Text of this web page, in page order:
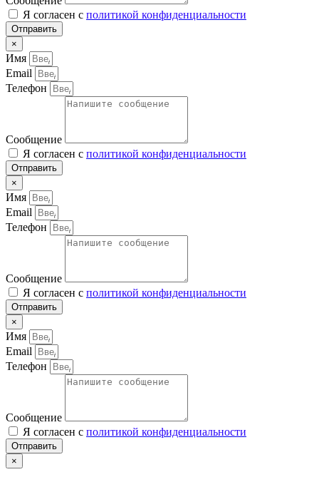
Я согласен с политикой конфиденциальности
Отправить
×
Имя
Email
Телефон
Сообщение
Я согласен с политикой конфиденциальности
Отправить
×
Имя
Email
Телефон
Сообщение
Я согласен с политикой конфиденциальности
Отправить
×
Имя
Email
Телефон
Сообщение
Я согласен с политикой конфиденциальности
Отправить
×